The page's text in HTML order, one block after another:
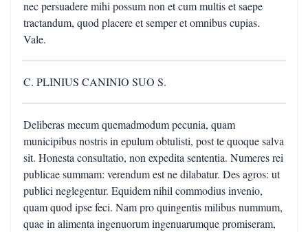
nec persuadere mihi possum non et cum multis et saepe
tractandum, quod placere et semper et omnibus cupias.
Vale.
C. PLINIUS CANINIO SUO S.
Deliberas mecum quemadmodum pecunia, quam
municipibus nostris in epulum obtulisti, post te quoque salva
sit. Honesta consultatio, non expedita sententia. Numeres rei
publicae summam: verendum est ne dilabatur. Des agros: ut
publici neglegentur. Equidem nihil commodius invenio,
quam quod ipse feci. Nam pro quingentis milibus nummum,
quae in alimenta ingenuorum ingenuarumque promiseram,